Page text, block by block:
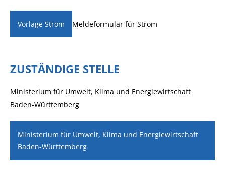
Vorlage Strom Meldeformular für Strom
ZUSTÄNDIGE STELLE
Ministerium für Umwelt, Klima und Energiewirtschaft
Baden-Württemberg
Ministerium für Umwelt, Klima und Energiewirtschaft
Baden-Württemberg